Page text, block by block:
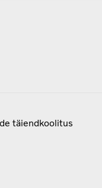
täiendkoolitus